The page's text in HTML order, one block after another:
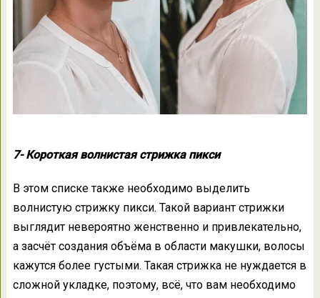
7- Короткая волнистая стрижка пикси
В этом списке также необходимо выделить
волнистую стрижку пикси. Такой вариант стрижки
выглядит невероятно женственно и привлекательно,
а засчёт создания объёма в области макушки, волосы
кажутся более густыми. Такая стрижка не нуждается в
сложной укладке, поэтому, всё, что вам необходимо